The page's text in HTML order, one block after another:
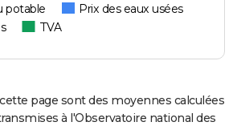
potable
Prix des eaux usées
TVA
page sont des moyennes calculées
à l'Observatoire national des